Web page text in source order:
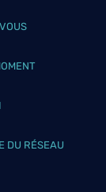
DU RÉSEAU